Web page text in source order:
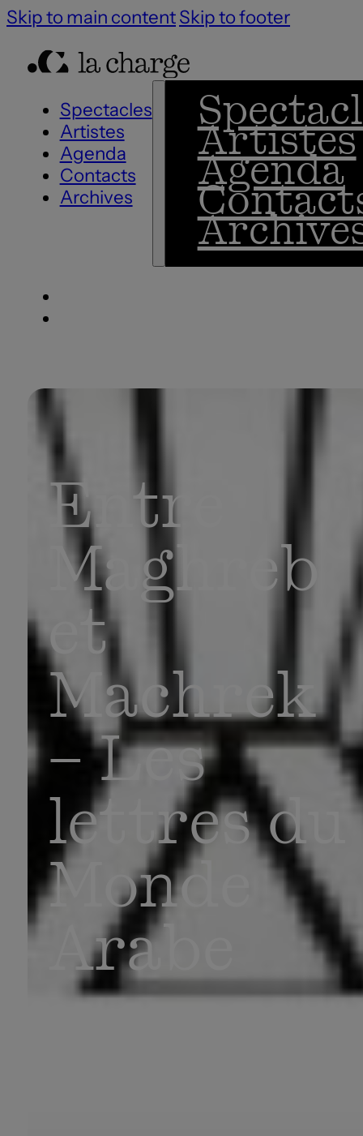
Skip to main contentSkip to footer
Spectacles
Artistes
Agenda
Contacts
Archives
Artistes
Agenda
Entre
Maghreb
et
Machrek
– Les
lettres du
Monde
Arabe